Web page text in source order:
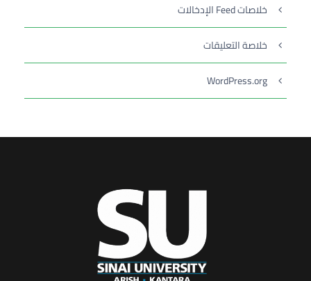
خلاصات Feed الإدخالات
خلاصة التعليقات
WordPress.org